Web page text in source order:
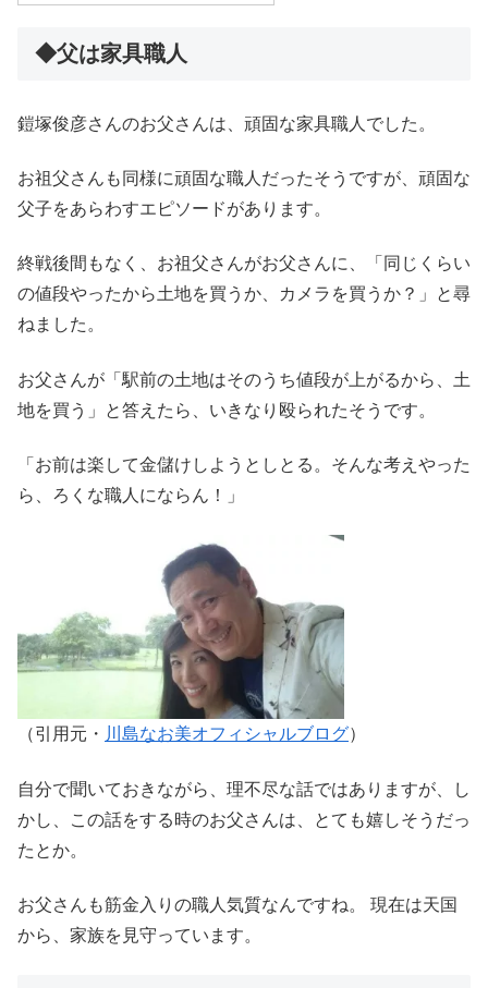
◆父は家具職人
鎧塚俊彦さんのお父さんは、頑固な家具職人でした。
お祖父さんも同様に頑固な職人だったそうですが、頑固な
父子をあらわすエピソードがあります。
終戦後間もなく、お祖父さんがお父さんに、「同じくらい
の値段やったから土地を買うか、カメラを買うか？」と尋
ねました。
お父さんが「駅前の土地はそのうち値段が上がるから、土
地を買う」と答えたら、いきなり殴られたそうです。
「お前は楽して金儲けしようとしとる。そんな考えやった
ら、ろくな職人にならん！」
（引用元・ 川島なお美オフィシャルブログ）
自分で聞いておきながら、理不尽な話ではありますが、し
かし、この話をする時のお父さんは、とても嬉しそうだっ
たとか。
お父さんも筋金入りの職人気質なんですね。 現在は天国
から、家族を見守っています。